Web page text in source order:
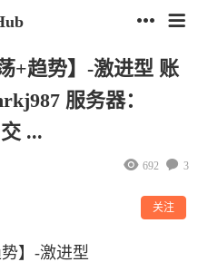
+趋势】-激进型 账
服务器：
...
3
692
关注
】-激进型